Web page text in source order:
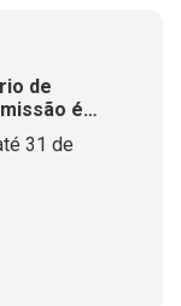
de
é
31 de